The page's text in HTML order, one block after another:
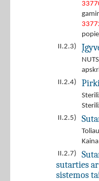
II.2.3)
II.2.4)
II.2.5)
Kaina
II.2.7)
sutarties
sistemos